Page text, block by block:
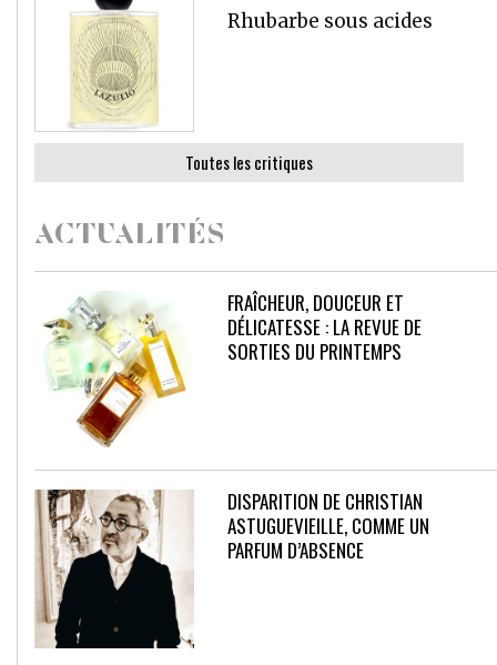
Rhubarbe sous acides
Toutes les critiques
ACTUALITÉS
FRAÎCHEUR, DOUCEUR ET
DÉLICATESSE : LA REVUE DE
SORTIES DU PRINTEMPS
DISPARITION DE CHRISTIAN
ASTUGUEVIEILLE, COMME UN
PARFUM D’ABSENCE